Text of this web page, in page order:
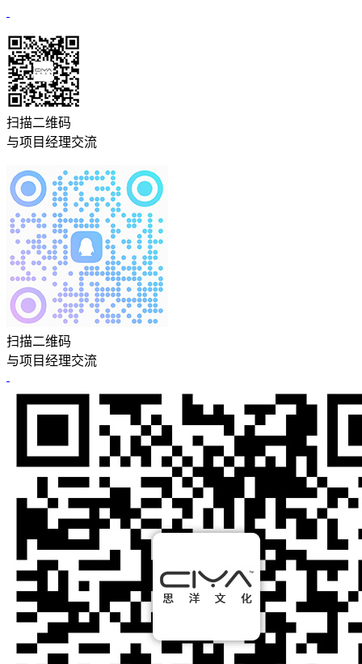
扫描二维码
与项目经理交流
扫描二维码
与项目经理交流